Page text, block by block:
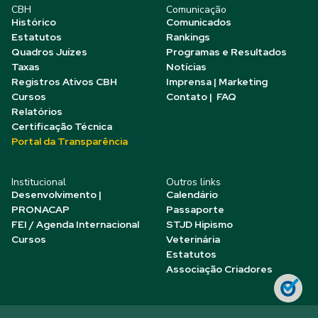
CBH
Histórico
Estatutos
Quadros Juízes
Taxas
Registros Ativos CBH
Cursos
Relatórios
Certificação Técnica
Portal da Transparência
Comunicação
Comunicados
Rankings
Programas e Resultados
Notícias
Imprensa | Marketing
Contato | FAQ
Institucional
Desenvolvimento |
PRONACAP
FEI / Agenda Internacional
Cursos
Outros links
Calendário
Passaporte
STJD Hipismo
Veterinária
Estatutos
Associação Criadores